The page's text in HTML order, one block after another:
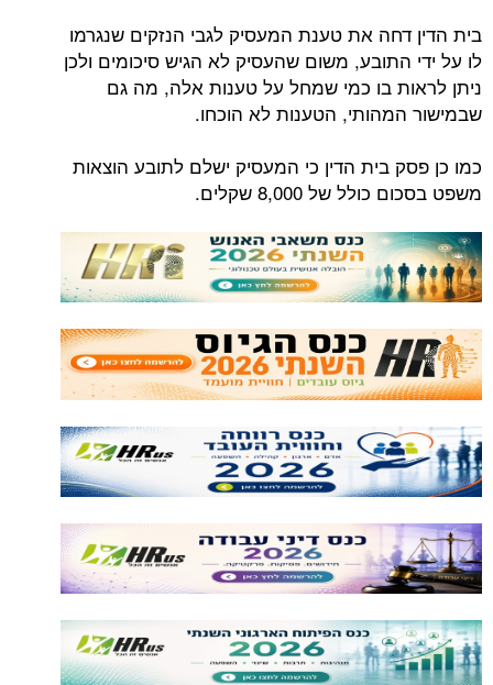
בית הדין דחה את טענת המעסיק לגבי הנזקים שנגרמו
לו על ידי התובע, משום שהעסיק לא הגיש סיכומים ולכן
ניתן לראות בו כמי שמחל על טענות אלה, מה גם
שבמישור המהותי, הטענות לא הוכחו.
כמו כן פסק בית הדין כי המעסיק ישלם לתובע הוצאות
משפט בסכום כולל של 8,000 שקלים.